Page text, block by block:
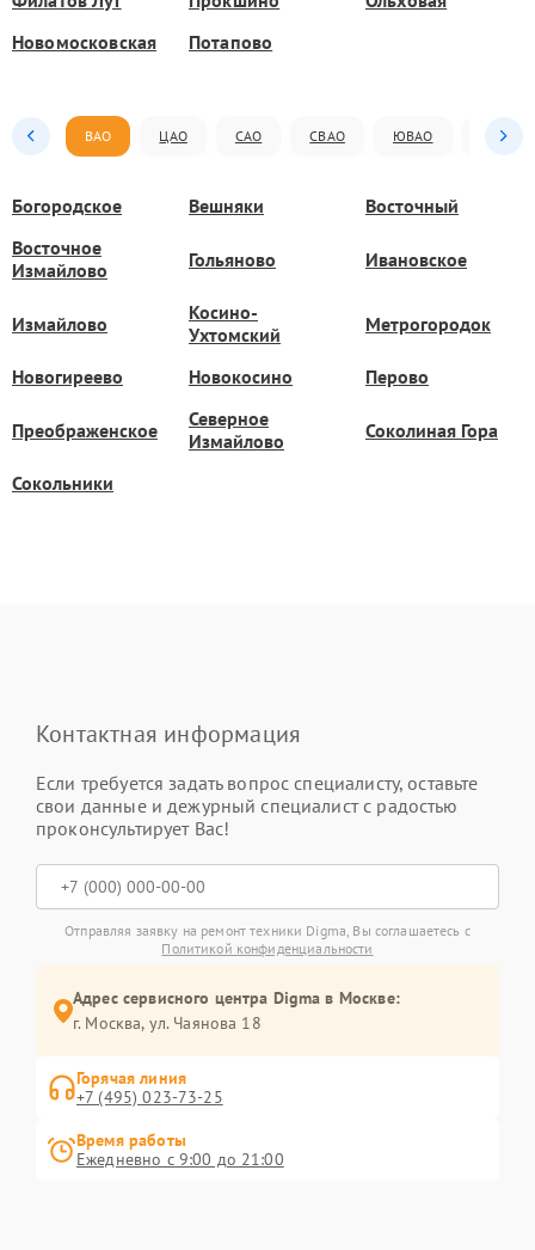
Новомосковская
Потапово
ВАО ЦАО САО СВАО ЮВАО ЮАО
Богородское Вешняки
Восточный
Восточное
Измайлово
Гольяново Ивановское
Измайлово
Косино-
Ухтомский
Метрогородок
Новогиреево Новокосино Перово
Преображенское
Северное
Измайлово
Соколиная Гора
Сокольники
Контактная информация
Если требуется задать вопрос специалисту, оставьте
свои данные и дежурный специалист с радостью
проконсультирует Вас!
Отправляя заявку на ремонт техники Digma, Вы соглашаетесь с
Политикой конфиденциальности
Адрес сервисного центра Digma в Москве:
г. Москва, ул. Чаянова 18
Горячая линия
+7 (495) 023-73-25
Время работы
Ежедневно с 9:00 до 21:00